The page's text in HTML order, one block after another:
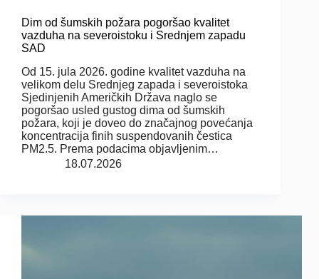
Dim od šumskih požara pogoršao kvalitet
vazduha na severoistoku i Srednjem zapadu
SAD
Od 15. jula 2026. godine kvalitet vazduha na
velikom delu Srednjeg zapada i severoistoka
Sjedinjenih Američkih Država naglo se
pogoršao usled gustog dima od šumskih
požara, koji je doveo do značajnog povećanja
koncentracija finih suspendovanih čestica
PM2.5. Prema podacima objavljenim…
18.07.2026